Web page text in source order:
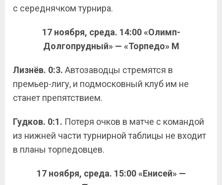
с середнячком турнира.
17 ноября, среда. 14:00 «Олимп-
Долгопрудный» — «Торпедо» М
Лизнёв. 0:3. Автозаводцы стремятся в
премьер-лигу, и подмосковный клуб им не
станет препятствием.
Гудков. 0:1. Потеря очков в матче с командой
из нижней части турнирной таблицы не входит
в планы торпедовцев.
17 ноября, среда. 15:00 «Енисей» —